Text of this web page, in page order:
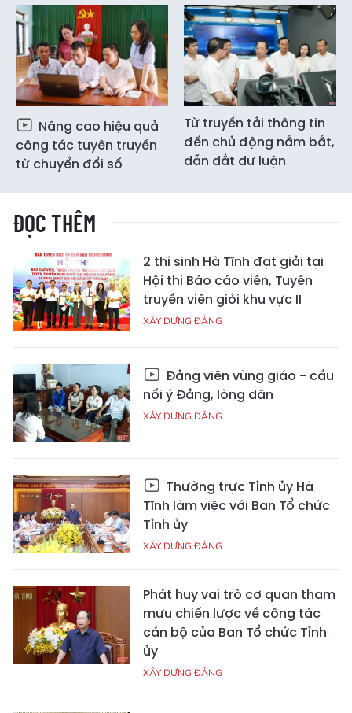
Nâng cao hiệu quả
công tác tuyên truyền
từ chuyển đổi số
Từ truyền tải thông tin
đến chủ động nắm bắt,
dẫn dắt dư luận
ĐỌC THÊM
2 thí sinh Hà Tĩnh đạt giải tại
Hội thi Báo cáo viên, Tuyên
truyền viên giỏi khu vực II
XÂY DỰNG ĐẢNG
Đảng viên vùng giáo - cầu
nối ý Đảng, lòng dân
XÂY DỰNG ĐẢNG
Thường trực Tỉnh ủy Hà
Tĩnh làm việc với Ban Tổ chức
Tỉnh ủy
XÂY DỰNG ĐẢNG
Phát huy vai trò cơ quan tham
mưu chiến lược về công tác
cán bộ của Ban Tổ chức Tỉnh
ủy
XÂY DỰNG ĐẢNG